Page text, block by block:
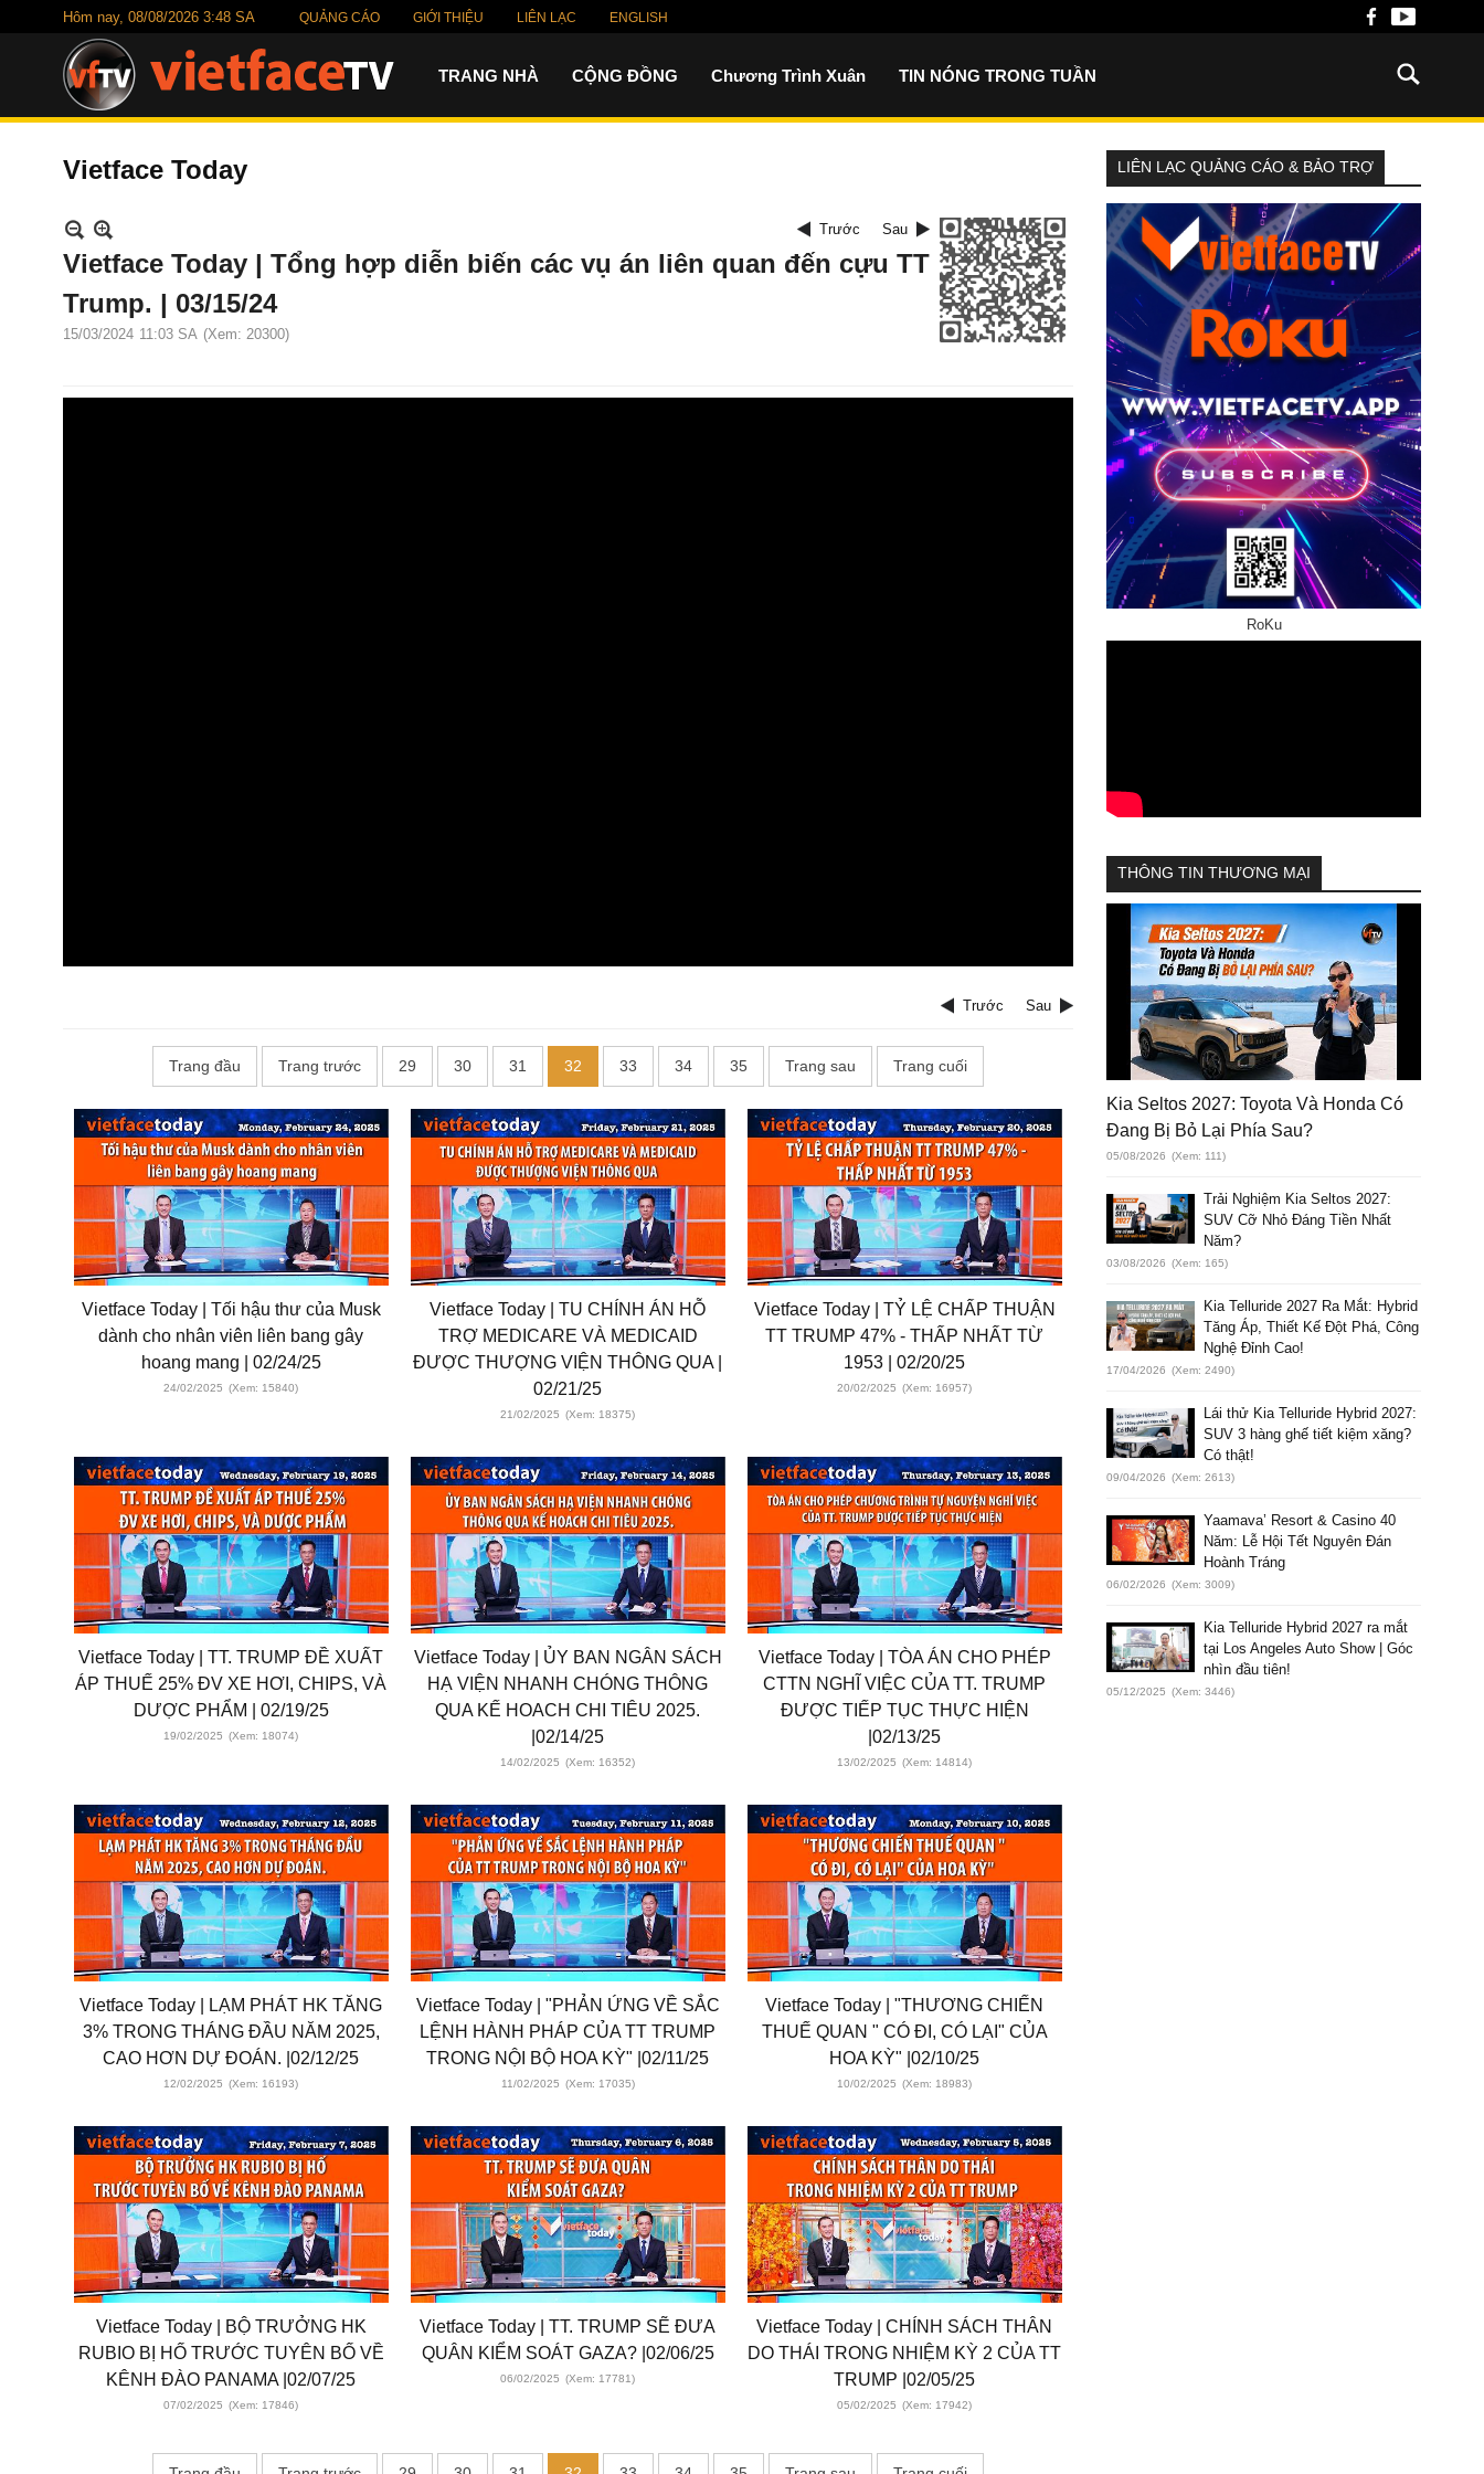
Hôm nay, 08/08/2026 3:48 SA QUẢNG CÁO GIỚI THIỆU LIÊN LẠC ENGLISH
TRANG NHÀ CỘNG ĐỒNG Chương Trình Xuân TIN NÓNG TRONG TUẦN
Vietface Today
Trước Sau
Vietface Today | Tổng hợp diễn biến các vụ án liên quan đến cựu TT
Trump. | 03/15/24
15/03/2024 11:03 SA (Xem: 20300)
Trước Sau
Trang đầu Trang trước 29 30 31 32 33 34 35 Trang sau Trang cuối
Vietface Today | Tối hậu thư của Musk
dành cho nhân viên liên bang gây
hoang mang | 02/24/25
24/02/2025 (Xem: 15840)
Vietface Today | TU CHÍNH ÁN HỖ
TRỢ MEDICARE VÀ MEDICAID
ĐƯỢC THƯỢNG VIỆN THÔNG QUA |
02/21/25
21/02/2025 (Xem: 18375)
Vietface Today | TỶ LỆ CHẤP THUẬN
TT TRUMP 47% - THẤP NHẤT TỪ
1953 | 02/20/25
20/02/2025 (Xem: 16957)
Vietface Today | TT. TRUMP ĐỀ XUẤT
ÁP THUẾ 25% ĐV XE HƠI, CHIPS, VÀ
DƯỢC PHẨM | 02/19/25
19/02/2025 (Xem: 18074)
Vietface Today | ỦY BAN NGÂN SÁCH
HẠ VIỆN NHANH CHÓNG THÔNG
QUA KẾ HOACH CHI TIÊU 2025.
|02/14/25
14/02/2025 (Xem: 16352)
Vietface Today | TÒA ÁN CHO PHÉP
CTTN NGHĨ VIỆC CỦA TT. TRUMP
ĐƯỢC TIẾP TỤC THỰC HIỆN
|02/13/25
13/02/2025 (Xem: 14814)
Vietface Today | LẠM PHÁT HK TĂNG
3% TRONG THÁNG ĐẦU NĂM 2025,
CAO HƠN DỰ ĐOÁN. |02/12/25
12/02/2025 (Xem: 16193)
Vietface Today | "PHẢN ỨNG VỀ SẮC
LỆNH HÀNH PHÁP CỦA TT TRUMP
TRONG NỘI BỘ HOA KỲ" |02/11/25
11/02/2025 (Xem: 17035)
Vietface Today | "THƯƠNG CHIẾN
THUẾ QUAN " CÓ ĐI, CÓ LẠI" CỦA
HOA KỲ" |02/10/25
10/02/2025 (Xem: 18983)
Vietface Today | BỘ TRƯỞNG HK
RUBIO BỊ HỐ TRƯỚC TUYÊN BỐ VỀ
KÊNH ĐÀO PANAMA |02/07/25
07/02/2025 (Xem: 17846)
Vietface Today | TT. TRUMP SẼ ĐƯA
QUÂN KIỂM SOÁT GAZA? |02/06/25
06/02/2025 (Xem: 17781)
Vietface Today | CHÍNH SÁCH THÂN
DO THÁI TRONG NHIỆM KỲ 2 CỦA TT
TRUMP |02/05/25
05/02/2025 (Xem: 17942)
LIÊN LẠC QUẢNG CÁO & BẢO TRỢ
RoKu
THÔNG TIN THƯƠNG MẠI
Kia Seltos 2027: Toyota Và Honda Có
Đang Bị Bỏ Lại Phía Sau?
05/08/2026 (Xem: 111)
Trải Nghiệm Kia Seltos 2027:
SUV Cỡ Nhỏ Đáng Tiền Nhất
Năm?
03/08/2026 (Xem: 165)
Kia Telluride 2027 Ra Mắt: Hybrid
Tăng Áp, Thiết Kế Đột Phá, Công
Nghệ Đỉnh Cao!
17/04/2026 (Xem: 2490)
Lái thử Kia Telluride Hybrid 2027:
SUV 3 hàng ghế tiết kiệm xăng?
Có thật!
09/04/2026 (Xem: 2613)
Yaamava’ Resort & Casino 40
Năm: Lễ Hội Tết Nguyên Đán
Hoành Tráng
06/02/2026 (Xem: 3009)
Kia Telluride Hybrid 2027 ra mắt
tại Los Angeles Auto Show | Góc
nhìn đầu tiên!
05/12/2025 (Xem: 3446)